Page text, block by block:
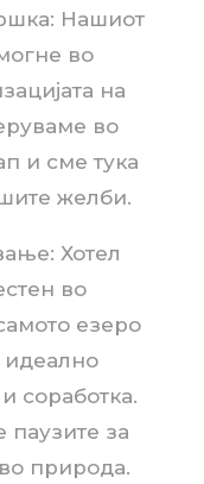
Нашиот
во
на
во
и сме тука
желби.
Хотел
во
езеро
идеално
соработка.
паузите за
природа.